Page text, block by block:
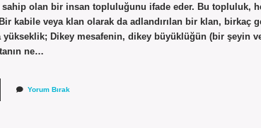
olan bir insan topluluğunu ifade eder. Bu topluluk,
kabile veya klan olarak da adlandırılan bir klan,
yükseklik; Dikey mesafenin, dikey büyüklüğün (bir şeyin
ne…
Yorum Bırak